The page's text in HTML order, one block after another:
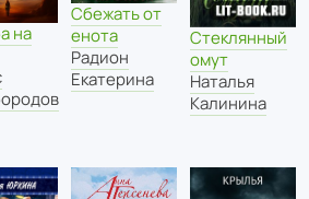
на
Сбежать от
енота
Радион
Екатерина
Стеклянный
омут
Наталья
Калинина